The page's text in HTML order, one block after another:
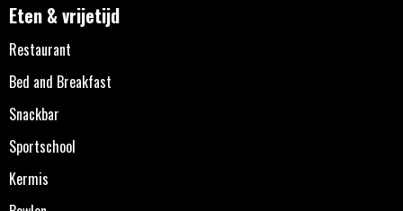
Eten & vrijetijd
Restaurant
Bed and Breakfast
Snackbar
Sportschool
Kermis